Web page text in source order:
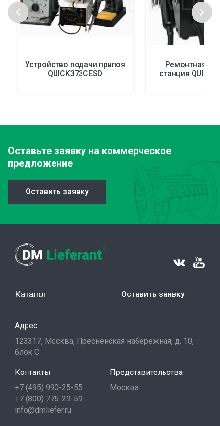
Устройство подачи припоя
QUICK373CESD
Ремонтная
станция
Оставьте заявку на коммерческое
предложение
Оставить заявку
Каталог Оставить заявку
Адрес
123317, Москва, Пресненская набережная, д. 10,
блок С
Контакты
+7 (495) 990-25-55
+7 (800) 775-29-59
info@dmliefer.ru
Представительства
Москва